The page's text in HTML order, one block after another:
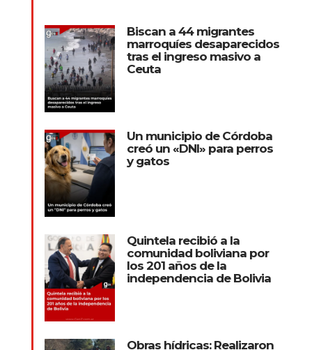
Biscan a 44 migrantes
marroquíes desaparecidos
tras el ingreso masivo a
Ceuta
Un municipio de Córdoba
creó un «DNI» para perros
y gatos
Quintela recibió a la
comunidad boliviana por
los 201 años de la
independencia de Bolivia
Obras hídricas: Realizaron